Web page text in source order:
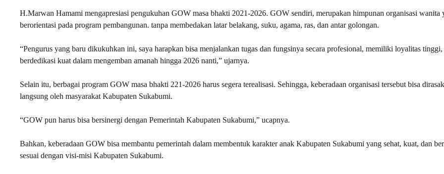
H.Marwan Hamami mengapresiasi pengukuhan GOW masa bhakti 2021-2026. GOW sendiri, merupakan himpunan organisasi wanita
berorientasi pada program pembangunan. tanpa membedakan latar belakang, suku, agama, ras, dan antar golongan.
“Pengurus yang baru dikukuhkan ini, saya harapkan bisa menjalankan tugas dan fungsinya secara profesional, memiliki loyalitas tinggi,
berdedikasi kuat dalam mengemban amanah hingga 2026 nanti,” ujarnya.
Selain itu, berbagai program GOW masa bhakti 221-2026 harus segera terealisasi. Sehingga, keberadaan organisasi tersebut bisa
langsung oleh masyarakat Kabupaten Sukabumi.
“GOW pun harus bisa bersinergi dengan Pemerintah Kabupaten Sukabumi,” ucapnya.
Bahkan, keberadaan GOW bisa membantu pemerintah dalam membentuk karakter anak Kabupaten Sukabumi yang sehat, kuat, dan
sesuai dengan visi-misi Kabupaten Sukabumi.